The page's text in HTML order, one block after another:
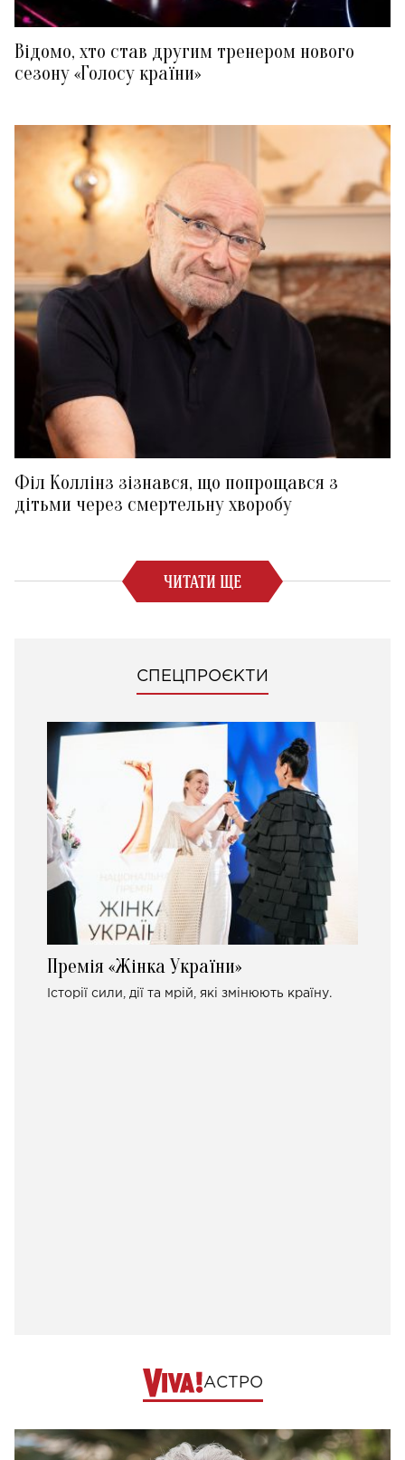
Відомо, хто став другим тренером нового
сезону «Голосу країни»
Філ Коллінз зізнався, що попрощався з
дітьми через смертельну хворобу
ЧИТАТИ ЩЕ
СПЕЦПРОЄКТИ
Премія «Жінка України»
Історії сили, дії та мрій, які змінюють країну.
АСТРО